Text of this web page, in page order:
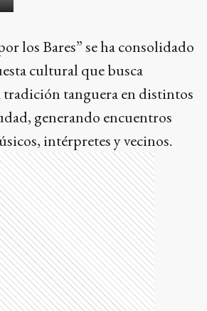
los Bares” se ha consolidado
cultural que busca
tradición tanguera en distintos
generando encuentros
intérpretes y vecinos.